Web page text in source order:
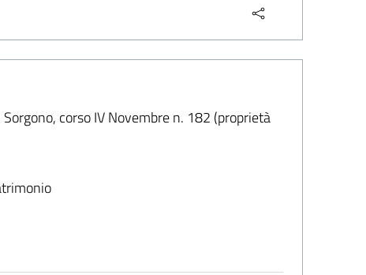
corso IV Novembre n. 182 (proprietà